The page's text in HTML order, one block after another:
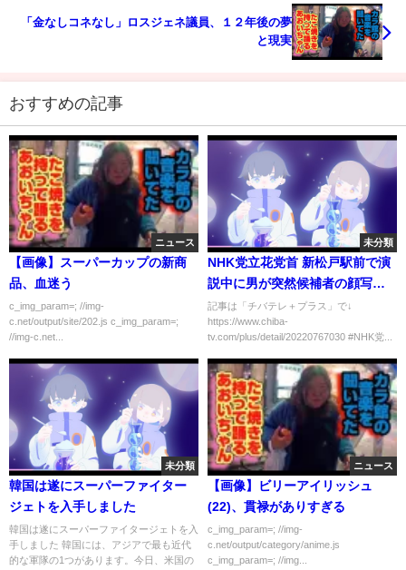
「金なしコネなし」ロスジェネ議員、１２年後の夢
と現実
おすすめの記事
ニュース
【画像】スーパーカップの新商
品、血迷う
c_img_param=; //img-
c.net/output/site/202.js c_img_param=;
//img-c.net...
未分類
NHK党立花党首 新松戸駅前で演
説中に男が突然候補者の顔写真
に黒いスプレー（2022年7月6日
放送）
記事は「チバテレ＋プラス」で↓
https://www.chiba-
tv.com/plus/detail/20220767030 #NHK党...
未分類
韓国は遂にスーパーファイター
ジェトを入手しました
韓国は遂にスーパーファイタージェトを入
手しました 韓国には、アジアで最も近代
的な軍隊の1つがあります。今日、米国の
ニュース
【画像】ビリーアイリッシュ
(22)、貫禄がありすぎる
c_img_param=; //img-
c.net/output/category/anime.js
c_img_param=; //img...